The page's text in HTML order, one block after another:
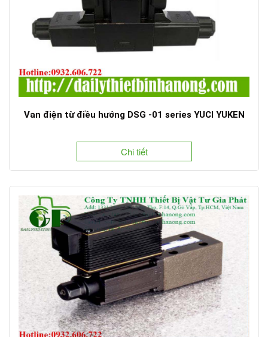
Van điện từ điều hướng DSG -01 series YUCI YUKEN
Chi tiết